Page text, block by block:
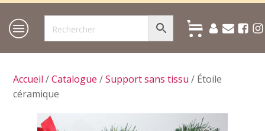
Accueil /Catalogue /Support sans tissu / Étoile
céramique